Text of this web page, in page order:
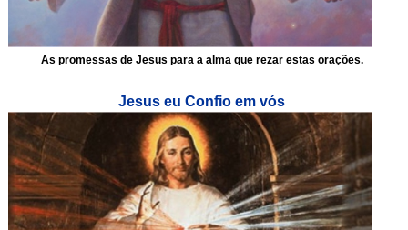
As promessas de Jesus para a alma que rezar estas orações.
Jesus eu Confio em vós